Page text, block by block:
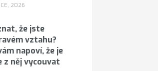
2026
že jste
vztahu?
napoví, že je
z něj vycouvat